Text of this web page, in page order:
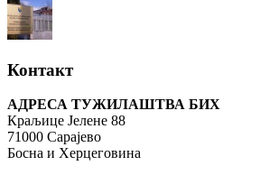
Контакт
АДРЕСА ТУЖИЛАШТВА БИХ
Краљице Јелене 88
71000 Сарајево
Босна и Херцеговина